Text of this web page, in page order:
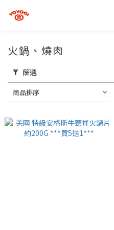
火鍋、燒肉
篩選
商品排序